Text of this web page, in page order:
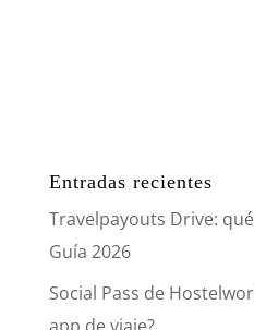
Entradas recientes
Travelpayouts Drive:
Guía 2026
Social Pass de